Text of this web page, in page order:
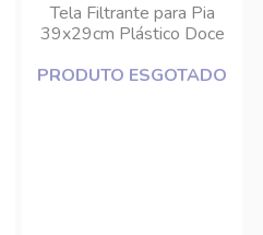
Tela Filtrante para Pia
39x29cm Plástico Doce
PRODUTO ESGOTADO